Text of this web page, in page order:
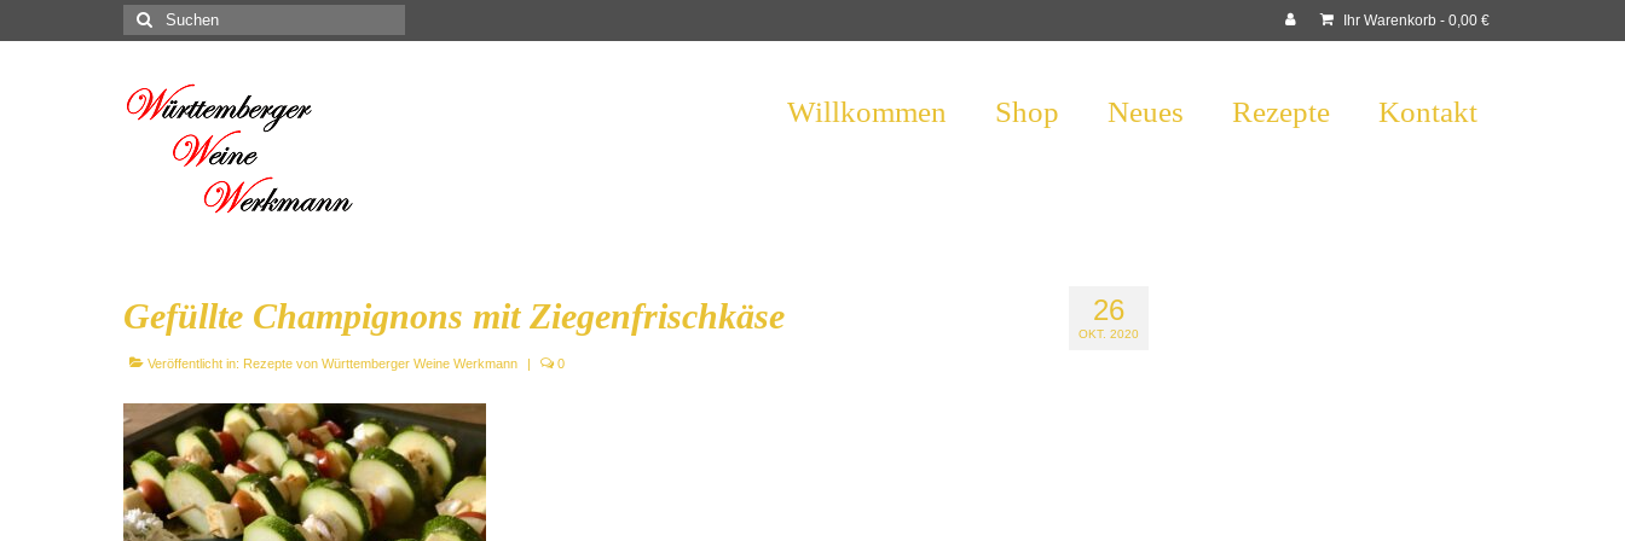
Ihr Warenkorb - 0,00 €
Suchen
nach:
Willkommen Shop Neues Rezepte Kontakt
26
OKT. 2020
Gefüllte Champignons mit Ziegenfrischkäse
Veröffentlicht in: Rezepte von Württemberger Weine Werkmann | 0